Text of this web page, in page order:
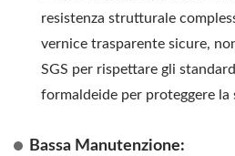
resistenza strutturale
vernice trasparente sicure,
SGS per rispettare gli
formaldeide per proteggere la
Bassa Manutenzione: